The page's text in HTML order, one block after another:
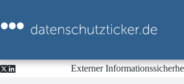
springen
Externer